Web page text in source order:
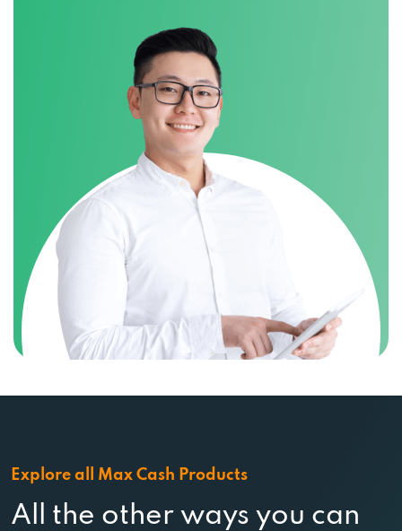
2831 Parmenter St # 165, Middleton, WI
2372 Jackson St, Stoughton, WI 53589
2616 E Washington Ave, Madison, WI 53704
2936 New Pinery Rd # C, Portage, WI
522 Gateway Ave # D, Mauston, WI 53948
54017
1736 Main St, Marinette, WI 54143
Explore all Max Cash Products
All the other ways you can